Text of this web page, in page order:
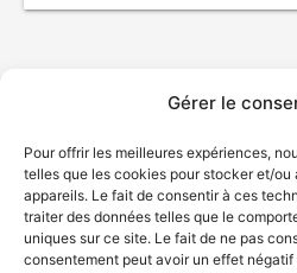
Gérer le
Pour offrir les meilleures expériences,
telles que les cookies pour stocker et/
appareils. Le fait de consentir à ces
traiter des données telles que le
uniques sur ce site. Le fait de ne pas
consentement peut avoir un effet